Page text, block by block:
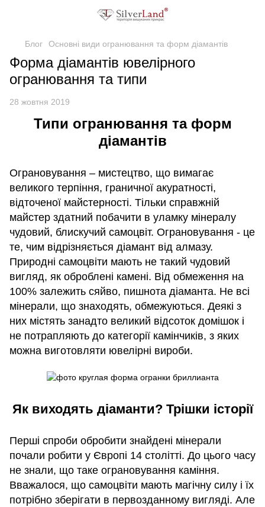
Блог Основні види огранювання та форм діамантів
Форма діамантів ювелірного
огранювання та типи
28 жовтня 2019
Типи огранювання та форм
діамантів
Ограновування – мистецтво, що вимагає
великого терпіння, граничної акуратності,
відточеної майстерності. Тільки справжній
майстер здатний побачити в уламку мінералу
чудовий, блискучий самоцвіт. Ограновування - це
те, чим відрізняється діамант від алмазу.
Природні самоцвіти мають не такий чудовий
вигляд, як оброблені камені. Від обмеження на
100% залежить сяйво, пишнота діаманта. Не всі
мінерали, що знаходять, обмежуються. Деякі з
них містять занадто великий відсоток домішок і
не потрапляють до категорії камінчиків, з яких
можна виготовляти ювелірні вироби.
Як виходять діаманти? Трішки історії
Перші спроби обробити знайдені мінерали
почали робити у Європі 14 столітті. До цього часу
не знали, що таке ограновування каміння.
Вважалося, що самоцвіти мають магічну силу і їх
потрібно зберігати в первозданному вигляді. Але